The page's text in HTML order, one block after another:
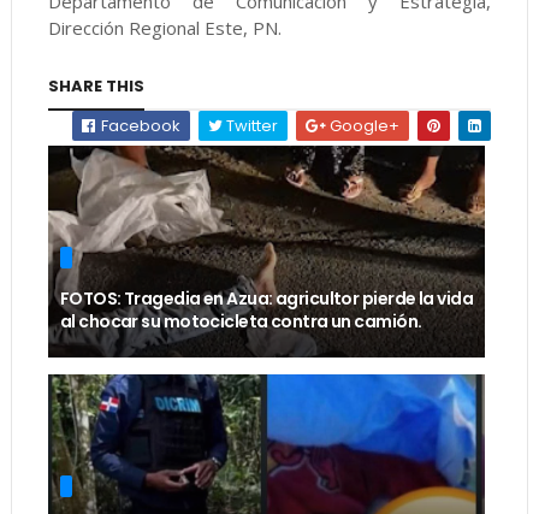
Dirección Regional Este, PN.
SHARE THIS
Facebook
Twitter Google+
FOTOS: Tragedia en Azua: agricultor pierde la vida
al chocar su motocicleta contra un camión.